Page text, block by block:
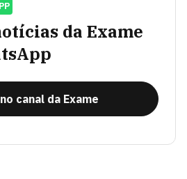
da Exame
canal da Exame